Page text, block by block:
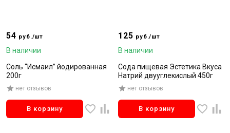
54 руб./шт
В наличии
Соль “Исмаил” йодированная
200г
нет отзывов
В корзину
125 руб./шт
В наличии
Сода пищевая Эстетика Вкуса
Натрий двууглекислый 450г
нет отзывов
В корзину